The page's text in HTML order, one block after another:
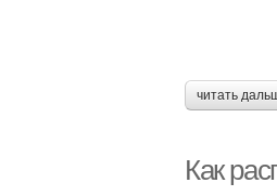
читать
Как